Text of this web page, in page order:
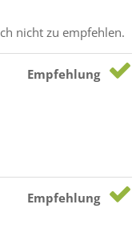
nicht zu empfehlen.
Empfehlung
Empfehlung